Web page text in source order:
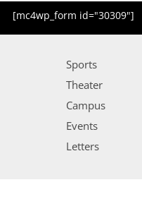
[mc4wp_form id="30309"]
Sports
Theater
Campus
Events
Letters